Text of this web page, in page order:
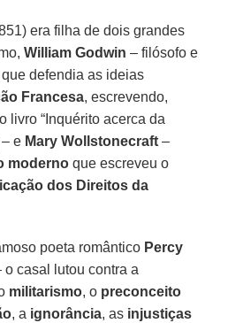
era filha de dois grandes
William Godwin – filósofo e
defendia as ideias
Francesa, escrevendo,
livro “Inquérito acerca da
e Mary Wollstonecraft –
moderno que escreveu o
dos Direitos da
poeta romântico Percy
o casal lutou contra a
militarismo, o preconceito
, a ignorância, as injustiças